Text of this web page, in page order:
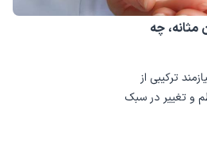
صورت پیشرفت، زندگی فرد را تهدید
درمان به موقع، نقش مهمی در
کوتاه
مثانه، چه
ترکیبی از
و تغییر در سبک